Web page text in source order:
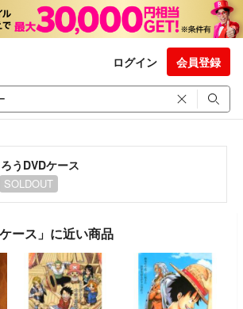
ログイン 会員登録
うDVDケース
SOLDOUT
ース」に近い商品